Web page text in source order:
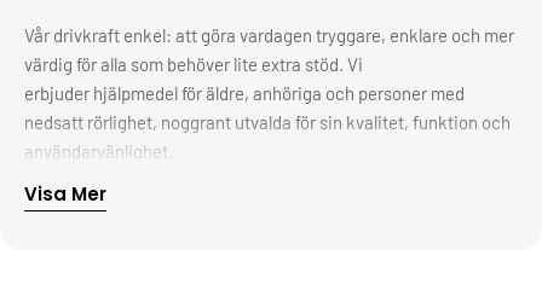
Vår drivkraft enkel: att göra vardagen tryggare, enklare och mer
värdig för alla som behöver lite extra stöd. Vi
erbjuder hjälpmedel för äldre, anhöriga och personer med
nedsatt rörlighet, noggrant utvalda för sin kvalitet, funktion och
användarvänlighet.
Bakom varje produkt finns ett syfte – att ge människor frihet,
Visa Mer